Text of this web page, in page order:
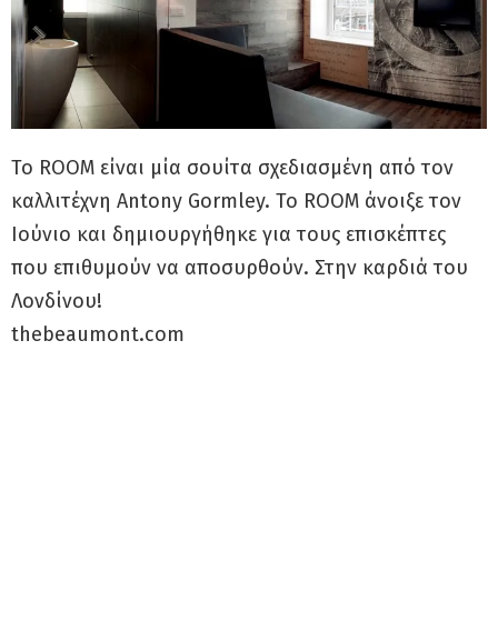
Το ROOM είναι μία σουίτα σχεδιασμένη από τον
καλλιτέχνη Antony Gormley. Το ROOM άνοιξε τον
Ιούνιο και δημιουργήθηκε για τους επισκέπτες
που επιθυμούν να αποσυρθούν. Στην καρδιά του
Λονδίνου!
thebeaumont.com